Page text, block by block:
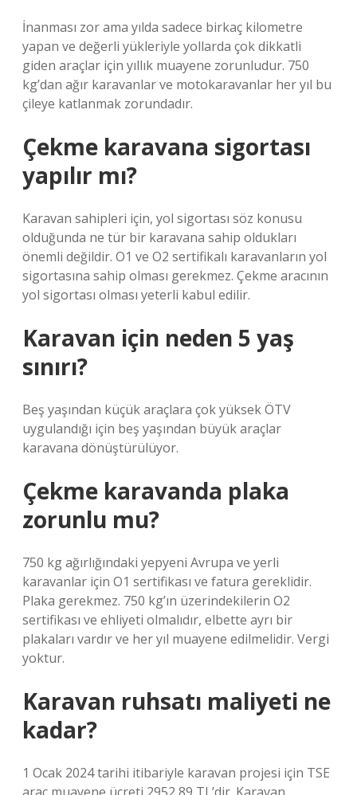
İnanması zor ama yılda sadece birkaç kilometre
yapan ve değerli yükleriyle yollarda çok dikkatli
giden araçlar için yıllık muayene zorunludur. 750
kg’dan ağır karavanlar ve motokaravanlar her yıl bu
çileye katlanmak zorundadır.
Çekme karavana sigortası
yapılır mı?
Karavan sahipleri için, yol sigortası söz konusu
olduğunda ne tür bir karavana sahip oldukları
önemli değildir. O1 ve O2 sertifikalı karavanların yol
sigortasına sahip olması gerekmez. Çekme aracının
yol sigortası olması yeterli kabul edilir.
Karavan için neden 5 yaş
sınırı?
Beş yaşından küçük araçlara çok yüksek ÖTV
uygulandığı için beş yaşından büyük araçlar
karavana dönüştürülüyor.
Çekme karavanda plaka
zorunlu mu?
750 kg ağırlığındaki yepyeni Avrupa ve yerli
karavanlar için O1 sertifikası ve fatura gereklidir.
Plaka gerekmez. 750 kg’ın üzerindekilerin O2
sertifikası ve ehliyeti olmalıdır, elbette ayrı bir
plakaları vardır ve her yıl muayene edilmelidir. Vergi
yoktur.
Karavan ruhsatı maliyeti ne
kadar?
1 Ocak 2024 tarihi itibariyle karavan projesi için TSE